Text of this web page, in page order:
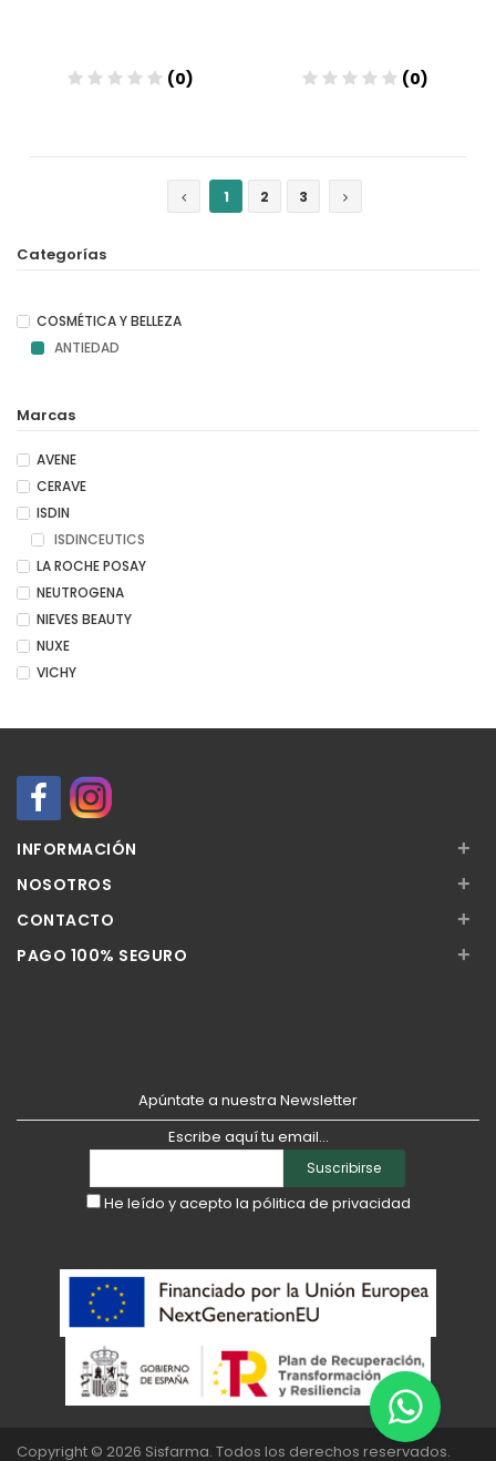
(0) (0)
1
2 3
Categorías
COSMÉTICA Y BELLEZA
ANTIEDAD
Marcas
AVENE
CERAVE
ISDIN
ISDINCEUTICS
LA ROCHE POSAY
NEUTROGENA
NIEVES BEAUTY
NUXE
VICHY
INFORMACIÓN +
NOSOTROS +
CONTACTO +
PAGO 100% SEGURO +
Apúntate a nuestra Newsletter
Escribe aquí tu email...
Suscribirse
He leído y acepto la pólitica de privacidad
Copyright © 2026 Sisfarma. Todos los derechos reservados.